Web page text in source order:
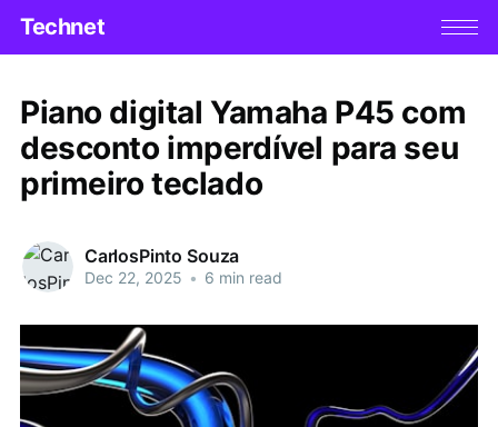
Technet
Piano digital Yamaha P45 com
desconto imperdível para seu
primeiro teclado
CarlosPinto Souza
Dec 22, 2025 • 6 min read